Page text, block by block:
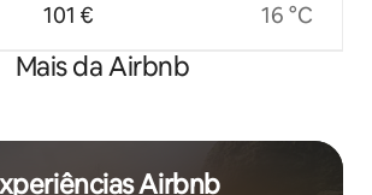
101 € 16 °C
Mais da Airbnb
Airbnb